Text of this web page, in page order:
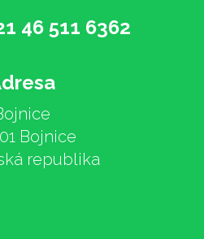
46 511 6362
Bojnice
republika